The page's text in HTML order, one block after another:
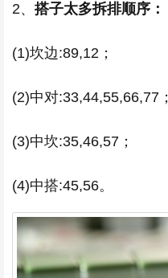
2、 搭子太多拆排顺序：
(1)坎边:89,12；
(2)中对:33,44,55,66,77；
(3)中坎:35,46,57；
(4)中搭:45,56。